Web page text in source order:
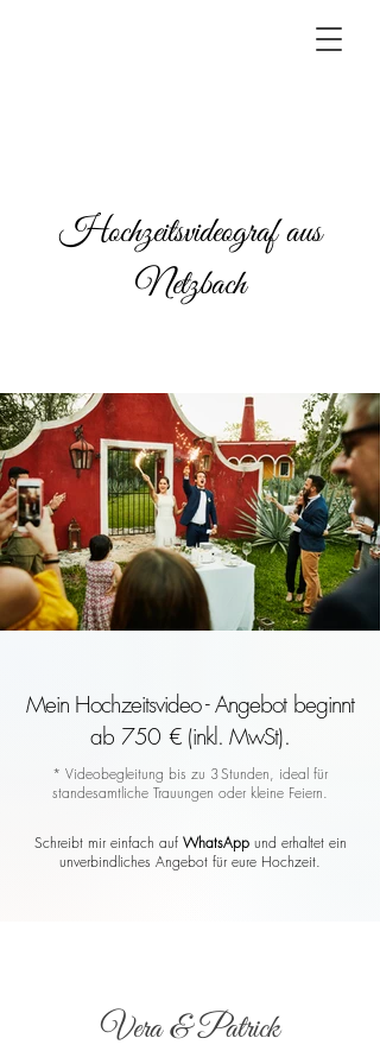
Hochzeitsvideograf aus
Netzbach
Mein Hochzeitsvideo - Angebot beginnt
ab 750 € (inkl. MwSt).
* Videobegleitung bis zu 3 Stunden, ideal für
standesamtliche Trauungen oder kleine Feiern.
Schreibt mir einfach auf WhatsAppund erhaltet ein
unverbindliches Angebot für eure Hochzeit.
Vera & Patrick